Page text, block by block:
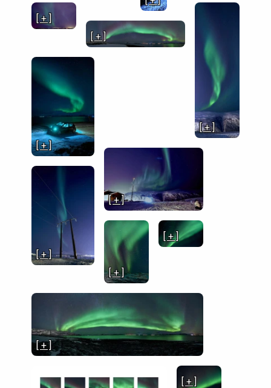
[ + ]
[ + ]
[ + ]
[ + ]
[ + ]
[ + ]
[ + ]
[ + ]
[ + ]
[ + ]